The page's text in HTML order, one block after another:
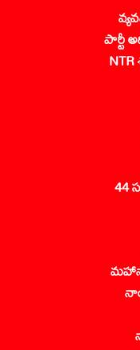
పార్టీ
44